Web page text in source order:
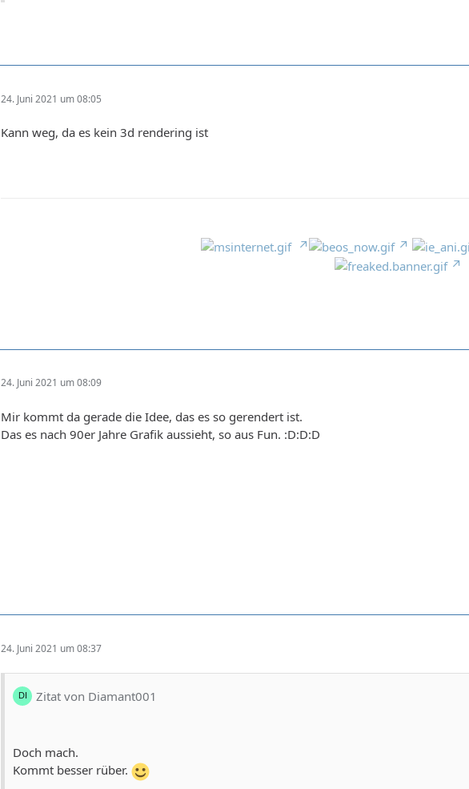
24. Juni 2021 um 08:05
Kann weg, da es kein 3d rendering ist
24. Juni 2021 um 08:09
Mir kommt da gerade die Idee, das es so gerendert ist.
Das es nach 90er Jahre Grafik aussieht, so aus Fun. :D:D:D
24. Juni 2021 um 08:37
Zitat von Diamant001
Doch mach.
Kommt besser rüber.